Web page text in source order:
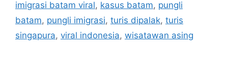
g
o
r
g
s
imigrasi batam viral, kasus batam, pungli
batam, pungli imigrasi, turis dipalak, turis
singapura, viral indonesia, wisatawan asing